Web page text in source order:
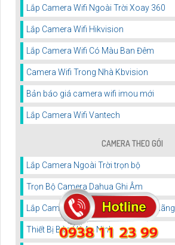
Lắp Camera Wifi Ngoài Trời Xoay 360
Lắp Camera Wifi Hikvision
Lắp Camera Wifi Có Màu Ban Đêm
Camera Wifi Trong Nhà Kbvision
Bản báo giá camera wifi imou mới
Lắp Camera Wifi Vantech
CAMERA THEO GÓI
Lắp Camera Ngoài Trời trọn bộ
Trọn Bộ Camera Dahua Ghi Âm
Lắp Camera Giá Rẻ Trọn Gói chính hãng
Thiết Bị Bảo Vệ An Ninh